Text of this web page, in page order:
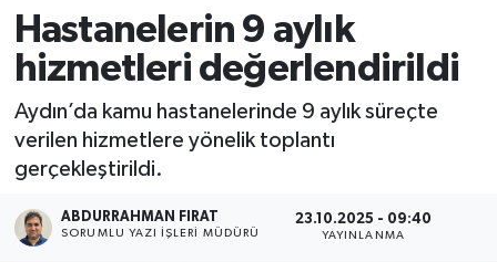
Hastanelerin 9 aylık
hizmetleri değerlendirildi
Aydın’da kamu hastanelerinde 9 aylık süreçte
verilen hizmetlere yönelik toplantı
gerçekleştirildi.
ABDURRAHMAN FIRAT
SORUMLU YAZI İŞLERI MÜDÜRÜ
23.10.2025 - 09:40
YAYINLANMA
Son Dakika Haberleri
Haber Arşivi